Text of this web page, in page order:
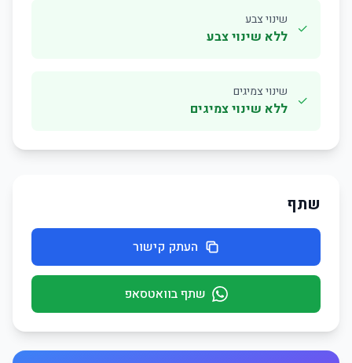
✓
שינוי צבע
ללא שינוי צבע
✓
שינוי צמיגים
ללא שינוי צמיגים
שתף
העתק קישור
שתף בוואטסאפ